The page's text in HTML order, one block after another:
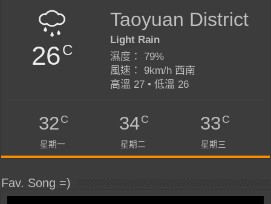
26C
Taoyuan District
Light Rain
濕度： 79%
風速： 9km/h 西南
高溫 27 • 低溫 26
32C
星期一
34C
星期二
33C
星期三
Fav. Song =)